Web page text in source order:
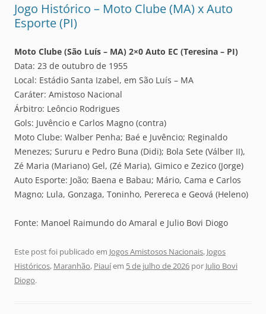
Jogo Histórico – Moto Clube (MA) x Auto
Esporte (PI)
Moto Clube (São Luís – MA) 2×0 Auto EC (Teresina – PI)
Data: 23 de outubro de 1955
Local: Estádio Santa Izabel, em São Luís – MA
Caráter: Amistoso Nacional
Árbitro: Leôncio Rodrigues
Gols: Juvêncio e Carlos Magno (contra)
Moto Clube: Walber Penha; Baé e Juvêncio; Reginaldo
Menezes; Sururu e Pedro Buna (Didi); Bola Sete (Válber II),
Zé Maria (Mariano) Gel, (Zé Maria), Gimico e Zezico (Jorge)
Auto Esporte: João; Baena e Babau; Mário, Cama e Carlos
Magno; Lula, Gonzaga, Toninho, Perereca e Geová (Heleno)
Fonte: Manoel Raimundo do Amaral e Julio Bovi Diogo
Este post foi publicado em Jogos Amistosos Nacionais, Jogos
Históricos, Maranhão, Piauíem 5 de julho de 2026 por Julio Bovi
Diogo.